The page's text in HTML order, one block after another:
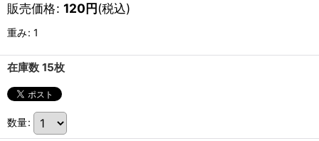
販売価格: 120円(税込)
重み: 1
在庫数 15枚
数量: